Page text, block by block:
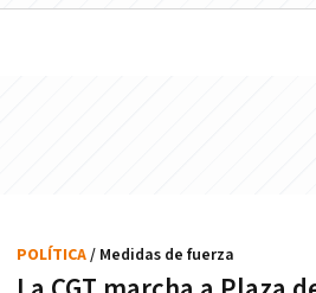
POLÍTICA/ Medidas de fuerza